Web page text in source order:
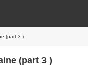
(part 3 )
(part 3 )